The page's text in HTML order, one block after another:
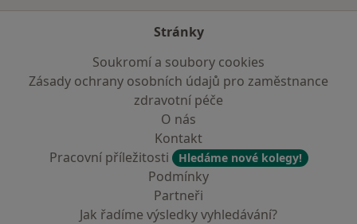
Stránky
Soukromí a soubory cookies
Zásady ochrany osobních údajů pro zaměstnance
zdravotní péče
O nás
Kontakt
Pracovní příležitosti
Hledáme nové kolegy!
Podmínky
Partneři
Jak řadíme výsledky vyhledávání?